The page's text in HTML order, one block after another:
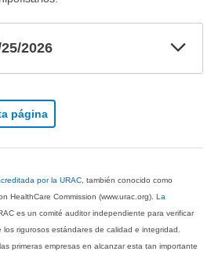
2026
página
por la URAC , también conocido como
HealthCare Commission (www.urac.org).La
es un comité auditor independiente para verificar
los rigurosos estándares de calidad e integridad.
primeras empresas en alcanzar esta tan importante